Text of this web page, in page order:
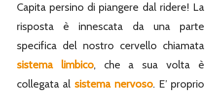
Capita persino di piangere dal ridere! La
risposta è innescata da una parte
specifica del nostro cervello chiamata
sistema limbico, che a sua volta è
collegata alsistema nervoso. E’ proprio